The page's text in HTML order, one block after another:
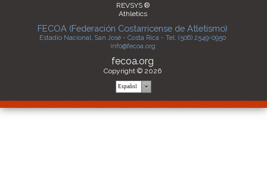
REVSYS ®
Athletics
FECOA (Federación Costarricense de Atletismo)
Estadio Nacional, San José - Costa Rica - Tel. (506) 2549-0950
info@fecoa.org
fecoa.org
Copyright © 2026